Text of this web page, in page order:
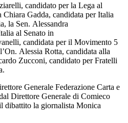
candidato per la Lega al
Gadda, candidata per Italia
la Sen. Alessandra
al Senato in
candidata per il Movimento 5
Alessia Rotta, candidata alla
Zucconi, candidato per Fratelli
Generale Federazione Carta e
Direttore Generale di Comieco
la giornalista Monica